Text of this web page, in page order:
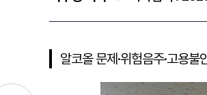
알코올 문제·위험음주·고용